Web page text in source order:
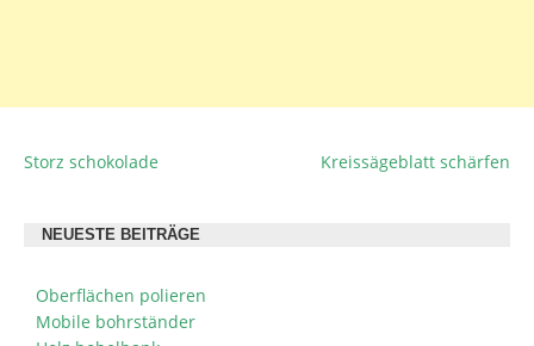
BEITRAGSNAVIGATION
Storz schokolade Kreissägeblatt schärfen
NEUESTE BEITRÄGE
Oberflächen polieren
Mobile bohrständer